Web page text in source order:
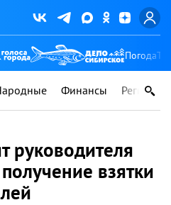
Погода
Финансы Регионы
руководителя
взятки